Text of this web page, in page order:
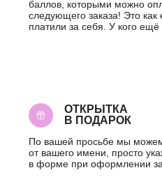
баллов, которыми можно
следующего заказа! Это
платили за себя. У кого ещё
ОТКРЫТКА
В ПОДАРОК
По вашей просьбе мы можем
от вашего имени, просто
в форме при оформлении